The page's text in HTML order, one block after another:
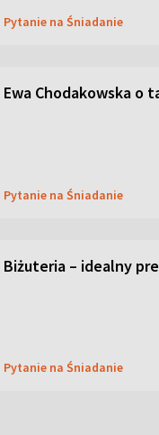
Pytanie na Śniadanie
Ewa Chodakowska o
Pytanie na Śniadanie
Biżuteria – idealny
Pytanie na Śniadanie